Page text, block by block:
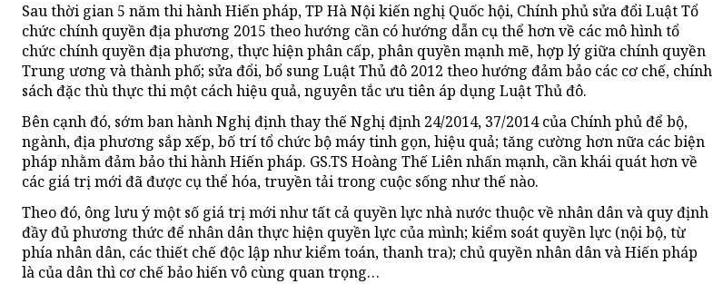
Sau thời gian 5 năm thi hành Hiến pháp, TP Hà Nội kiến nghị Quốc hội, Chính phủ sửa đổi Luật Tổ
chức chính quyền địa phương 2015 theo hướng cần có hướng dẫn cụ thể hơn về các mô hình tổ
chức chính quyền địa phương, thực hiện phân cấp, phân quyền mạnh mẽ, hợp lý giữa chính quyền
Trung ương và thành phố; sửa đổi, bổ sung Luật Thủ đô 2012 theo hướng đảm bảo các cơ chế, chính
sách đặc thù thực thi một cách hiệu quả, nguyên tắc ưu tiên áp dụng Luật Thủ đô.
Bên cạnh đó, sớm ban hành Nghị định thay thế Nghị định 24/2014, 37/2014 của Chính phủ để bộ,
ngành, địa phương sắp xếp, bố trí tổ chức bộ máy tinh gọn, hiệu quả; tăng cường hơn nữa các biện
pháp nhằm đảm bảo thi hành Hiến pháp. GS.TS Hoàng Thế Liên nhấn mạnh, cần khái quát hơn về
các giá trị mới đã được cụ thể hóa, truyền tải trong cuộc sống như thế nào.
Theo đó, ông lưu ý một số giá trị mới như tất cả quyền lực nhà nước thuộc về nhân dân và quy định
đầy đủ phương thức để nhân dân thực hiện quyền lực của mình; kiểm soát quyền lực (nội bộ, từ
phía nhân dân, các thiết chế độc lập như kiểm toán, thanh tra); chủ quyền nhân dân và Hiến pháp
là của dân thì cơ chế bảo hiến vô cùng quan trọng…